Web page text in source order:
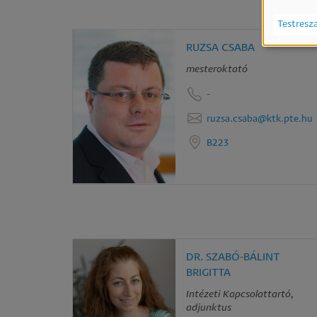
RUZSA CSABA
mesteroktató
-
ruzsa.csaba@ktk.pte.hu
B223
DR. SZABÓ-BÁLINT
BRIGITTA
Intézeti Kapcsolattartó,
adjunktus